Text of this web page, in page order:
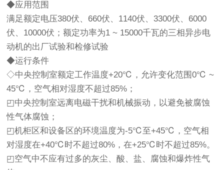
◆应用范围
满足额定电压380伏、660伏、1140伏、3300伏、6000
伏、10000伏；额定功率为1 ~ 15000千瓦的三相异步电
动机的出厂试验和检修试验
◆运行条件
◇中央控制室额定工作温度+20℃，允许变化范围0℃ ~
45℃，空气相对湿度不超过85%；
◰中央控制室远离电磁干扰和机械振动，以避免被腐蚀
性气体腐蚀；
◰机柜区和设备区的环境温度为-5℃至+45℃，空气相
对湿度在+40℃时不超过80%，在+25℃时不超过85%。
◰空气中不应有过多的灰尘、酸、盐、腐蚀和爆炸性气